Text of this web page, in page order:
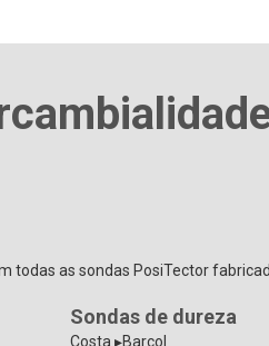
todas as sondas PosiTector
Sondas de dureza
Costa ▸Barcol